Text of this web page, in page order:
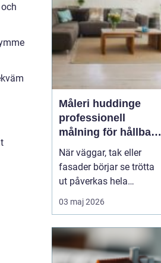
Måleri huddinge
professionell
målning för hållbara
och snygga resultat
När väggar, tak eller
fasader börjar se trötta
ut påverkas hela
intrycket av en bostad
eller fastighet. Måleri
färg på en yta, utan om
skydd, trivsel och
03 maj 2026